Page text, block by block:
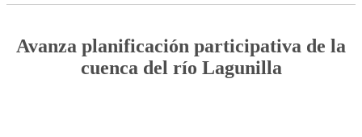
Avanza planificación participativa de la
cuenca del río Lagunilla